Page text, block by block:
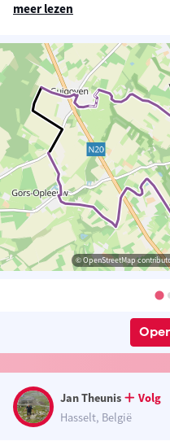
meer lezen
© OpenStreetMap
Jan Theunis
Volg
Hasselt, België